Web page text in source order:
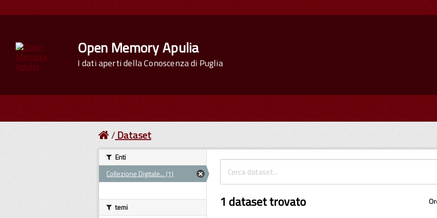
Open Memory Apulia
I dati aperti della Conoscenza di Puglia
Dataset
1 dataset trovato
Enti
Collezione Digitale... (1)
temi